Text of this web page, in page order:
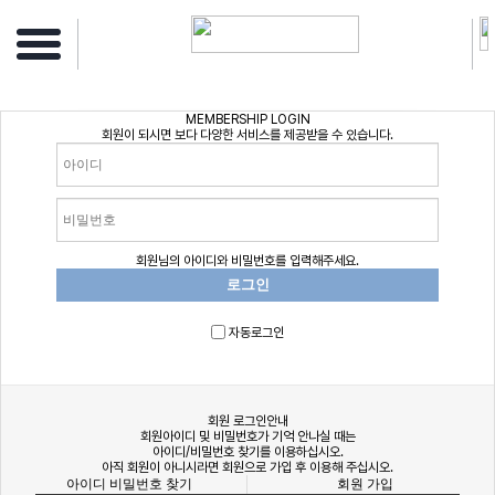
MEMBERSHIP LOGIN
회원이 되시면 보다 다양한 서비스를 제공받을 수 있습니다.
회원님의 아이디와 비밀번호를 입력해주세요.
자동로그인
회원 로그인안내
회원아이디 및 비밀번호가 기억 안나실 때는
아이디/비밀번호 찾기를 이용하십시오.
아직 회원이 아니시라면 회원으로 가입 후 이용해 주십시오.
아이디 비밀번호 찾기
회원 가입